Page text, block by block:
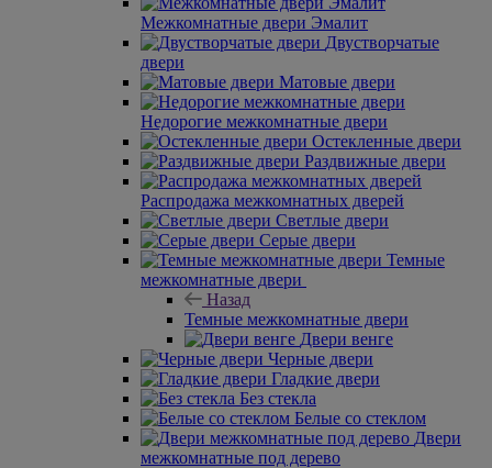
Межкомнатные двери Эмалит
Двустворчатые
двери
Матовые двери
Недорогие межкомнатные двери
Остекленные двери
Раздвижные двери
Распродажа межкомнатных дверей
Светлые двери
Серые двери
Темные
межкомнатные двери
Назад
Темные межкомнатные двери
Двери венге
Черные двери
Гладкие двери
Без стекла
Белые со стеклом
Двери
межкомнатные под дерево